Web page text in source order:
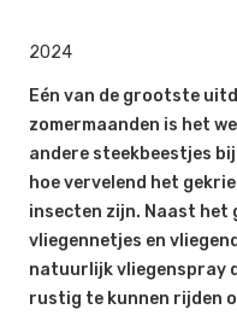
2024
Eén van de grootste
zomermaanden is het
andere steekbeestjes
hoe vervelend het
insecten zijn. Naast het
vliegennetjes en
natuurlijk vliegenspray
rustig te kunnen rijden